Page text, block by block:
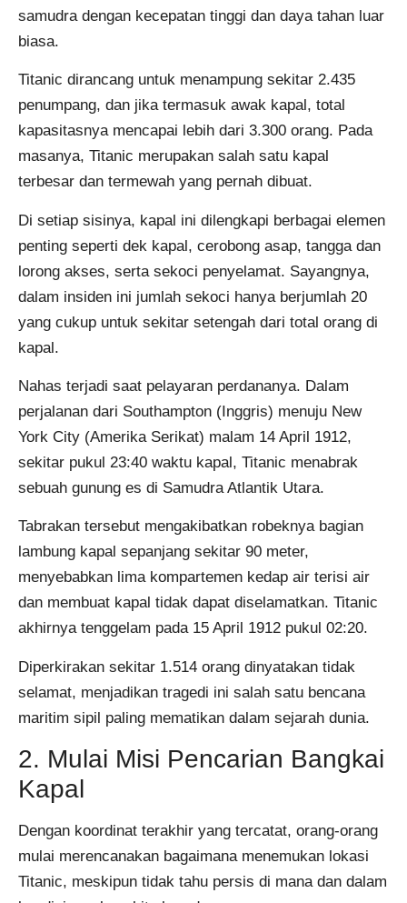
samudra dengan kecepatan tinggi dan daya tahan luar
biasa.
Titanic dirancang untuk menampung sekitar 2.435
penumpang, dan jika termasuk awak kapal, total
kapasitasnya mencapai lebih dari 3.300 orang. Pada
masanya, Titanic merupakan salah satu kapal
terbesar dan termewah yang pernah dibuat.
Di setiap sisinya, kapal ini dilengkapi berbagai elemen
penting seperti dek kapal, cerobong asap, tangga dan
lorong akses, serta sekoci penyelamat. Sayangnya,
dalam insiden ini jumlah sekoci hanya berjumlah 20
yang cukup untuk sekitar setengah dari total orang di
kapal.
Nahas terjadi saat pelayaran perdananya. Dalam
perjalanan dari Southampton (Inggris) menuju New
York City (Amerika Serikat) malam 14 April 1912,
sekitar pukul 23:40 waktu kapal, Titanic menabrak
sebuah gunung es di Samudra Atlantik Utara.
Tabrakan tersebut mengakibatkan robeknya bagian
lambung kapal sepanjang sekitar 90 meter,
menyebabkan lima kompartemen kedap air terisi air
dan membuat kapal tidak dapat diselamatkan. Titanic
akhirnya tenggelam pada 15 April 1912 pukul 02:20.
Diperkirakan sekitar 1.514 orang dinyatakan tidak
selamat, menjadikan tragedi ini salah satu bencana
maritim sipil paling mematikan dalam sejarah dunia.
2. Mulai Misi Pencarian Bangkai
Kapal
Dengan koordinat terakhir yang tercatat, orang-orang
mulai merencanakan bagaimana menemukan lokasi
Titanic, meskipun tidak tahu persis di mana dan dalam